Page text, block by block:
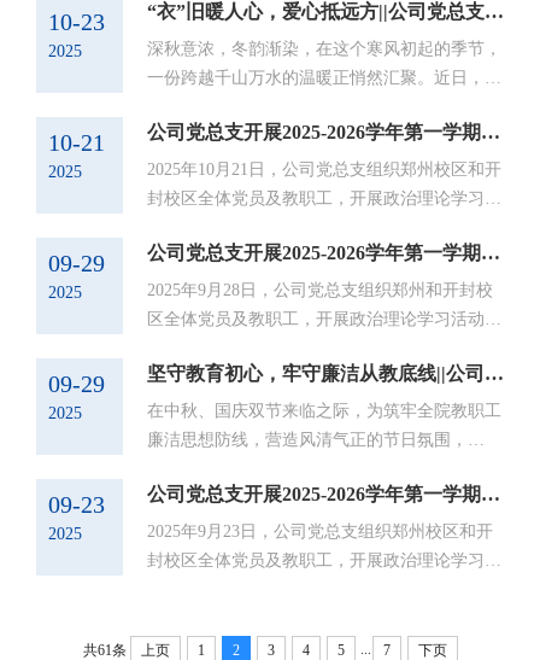
铁骨与和平信念的深情致敬。当银幕上炮火连
天、英雄们前仆后继的场景，与身旁英雄沉静而
坚毅的目光...
支部赴郑州市郑大社区党群服务中心，开展“便
民零距离 服务有温度”——“我为群众办实事”主
题党日活动，通过证件照拍摄与家电维修两项服
格风华，“照”亮生活活动前，学工党支部与社区
充分沟通，精准掌握了居民对标准证件照的需
求，...
10-23
2025
“衣”旧暖人心，爱心抵远方||公司党总支开展“我为群众办实事” 主题党日活动
深秋意浓，冬韵渐染，在这个寒风初起的季节，
一份跨越千山万水的温暖正悄然汇聚。近日，公
事”主题党日活动，号召全体师生捐赠秋冬衣
物，为新疆克州阿克陶县巴仁乡萨依巴格村小学
的孩子们送去凛冽寒风中的融融暖意。活动倡议
同志们率先垂范，纷纷从家中整理出干净、整
洁、完好的羽绒服、棉衣、毛衣、保暖裤等过冬
衣物...
10-21
2025
公司党总支开展2025-2026学年第一学期政治理论学习活动
2025年10月21日，公司党总支组织郑州校区和开
封校区全体党员及教职工，开展政治理论学习活
主要学习内容有：一、第一议题:《习近平谈治
国理政》第五卷原文学习:以中国式现代化全面
推进强国建设、民族复兴伟业P70;二、深刻把握
要求。崔琳书记重点领学《习近平谈治国理政》
第五卷原文学习:以中国式现代...
09-29
2025
公司党总支开展2025-2026学年第一学期政治理论学习活动
2025年9月28日，公司党总支组织郑州和开封校
区全体党员及教职工，开展政治理论学习活动。
主要学习内容有：一、第一议题：《习近平生态
文明文选（第一卷）》原文学习：以美丽中国建
设全面推进人与自然和谐共生的现代化；二、
思想的理论贡献——学习<习近平生态文明文选>
第一卷》。蒋欣哲重点领学《习近平生...
09-29
2025
坚守教育初心，牢守廉洁从教底线||公司党总支开展廉政警示教育主题党课
在中秋、国庆双节来临之际，为筑牢全院教职工
廉洁思想防线，营造风清气正的节日氛围，
题党课。公司领导及全体教职工参加会议，公司
党总支书记崔琳主讲。党课中，崔琳书记围
绕“廉洁过节、守好底线”核心，从四个方面对全
贷等环节的廉政风险，以典型案例为镜，常...
09-23
2025
公司党总支开展2025-2026学年第一学期政治理论学习活动
2025年9月23日，公司党总支组织郑州校区和开
封校区全体党员及教职工，开展政治理论学习活
记关于加强和改进民族工作的重要思想学习读
共61条 上页 1 2 3 4 5 7 下页